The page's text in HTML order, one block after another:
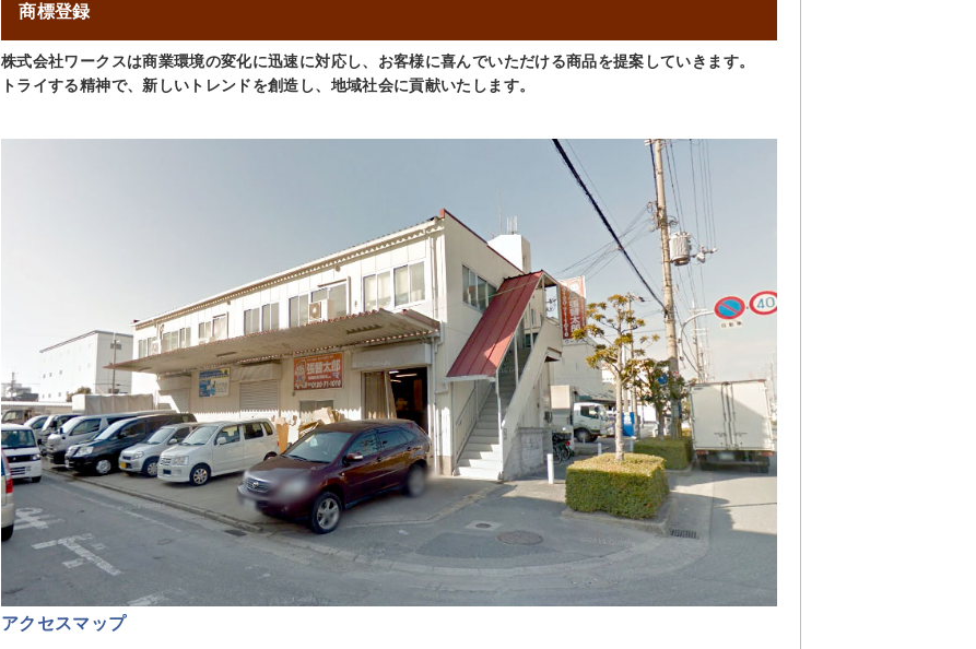
商標登録
株式会社ワークスは商業環境の変化に迅速に対応し、お客様に喜んでいただける商品を提案していきます。
トライする精神で、新しいトレンドを創造し、地域社会に貢献いたします。
アクセスマップ